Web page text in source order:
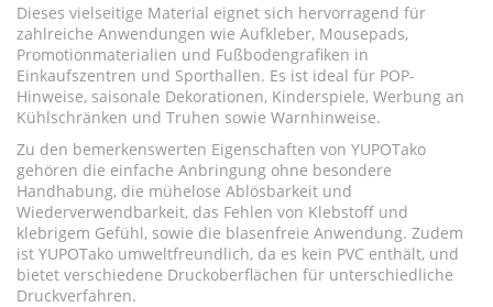
Dieses vielseitige Material eignet sich hervorragend für
zahlreiche Anwendungen wie Aufkleber, Mousepads,
Promotionmaterialien und Fußbodengrafiken in
Einkaufszentren und Sporthallen. Es ist ideal für POP-
Hinweise, saisonale Dekorationen, Kinderspiele, Werbung an
Kühlschränken und Truhen sowie Warnhinweise.
Zu den bemerkenswerten Eigenschaften von YUPOTako
gehören die einfache Anbringung ohne besondere
Handhabung, die mühelose Ablösbarkeit und
Wiederverwendbarkeit, das Fehlen von Klebstoff und
klebrigem Gefühl, sowie die blasenfreie Anwendung. Zudem
ist YUPOTako umweltfreundlich, da es kein PVC enthält, und
bietet verschiedene Druckoberflächen für unterschiedliche
Druckverfahren.